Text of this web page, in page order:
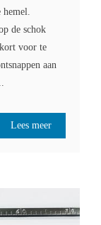
de schok
voor te
aan
Lees meer